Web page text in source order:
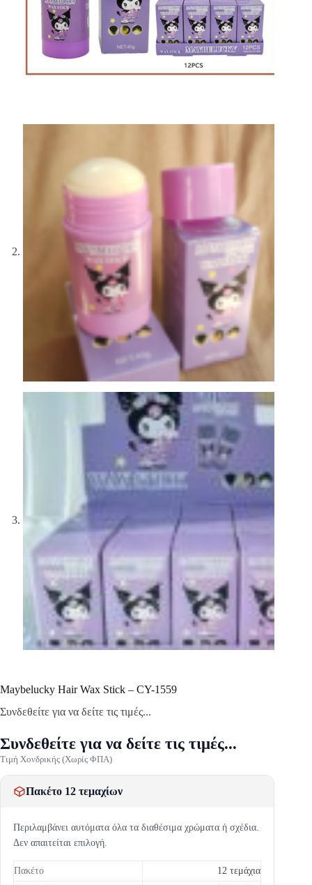
Maybelucky Hair Wax Stick – CY-1559
Συνδεθείτε για να δείτε τις τιμές...
Συνδεθείτε για να δείτε τις τιμές...
Τιμή Χονδρικής (Χωρίς ΦΠΑ)
Πακέτο 12 τεμαχίων
Περιλαμβάνει αυτόματα όλα τα διαθέσιμα χρώματα ή σχέδια.
Δεν απαιτείται επιλογή.
Πακέτο
12 τεμάχια